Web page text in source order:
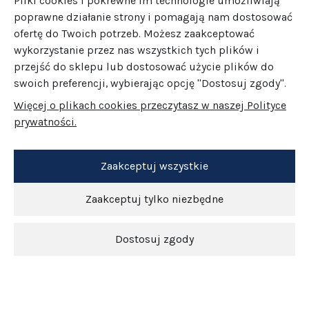
poprawne działanie strony i pomagają nam dostosować
ofertę do Twoich potrzeb. Możesz zaakceptować
wykorzystanie przez nas wszystkich tych plików i
przejść do sklepu lub dostosować użycie plików do
swoich preferencji, wybierając opcję "Dostosuj zgody".
Więcej o plikach cookies przeczytasz w naszej Polityce
prywatności.
Zaakceptuj tylko niezbędne
Dostosuj zgody
Zaakceptuj wszystkie